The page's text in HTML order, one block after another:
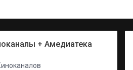
+ Амедиатека